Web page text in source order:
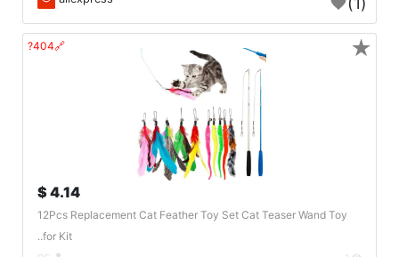
🔗404?
4.14 $
12Pcs Replacement Cat Feather Toy Set Cat Teaser Wand Toy
for Kit..
★